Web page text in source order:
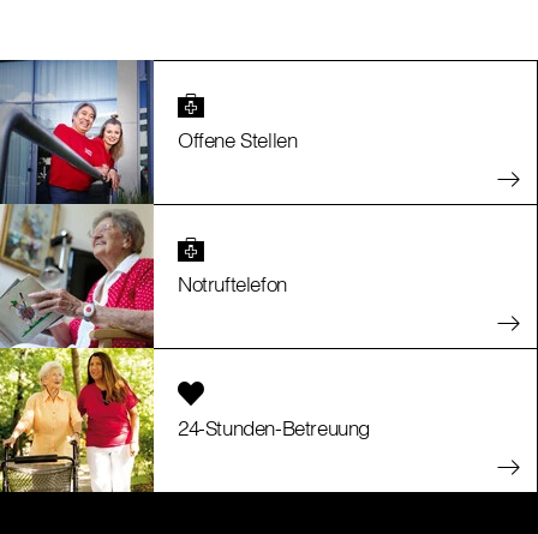
Offene Stellen
Notruftelefon
24-Stunden-Betreuung